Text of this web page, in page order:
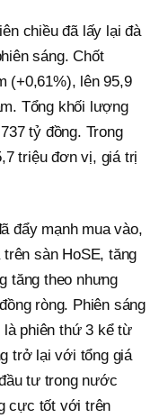
chiều đã lấy lại đà
sáng. Chốt
(+0,61%), lên 95,9
Tổng khối lượng
tỷ đồng. Trong
triệu đơn vị, giá trị
đẩy mạnh mua vào,
sàn HoSE, tăng
tăng theo nhưng
ròng. Phiên sáng
phiên thứ 3 kể từ
trở lại với tổng giá
tư trong nước
cực tốt với trên